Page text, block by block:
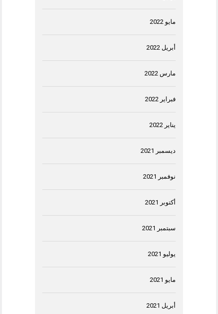
مايو 2022
أبريل 2022
مارس 2022
فبراير 2022
يناير 2022
ديسمبر 2021
نوفمبر 2021
أكتوبر 2021
سبتمبر 2021
يوليو 2021
مايو 2021
أبريل 2021